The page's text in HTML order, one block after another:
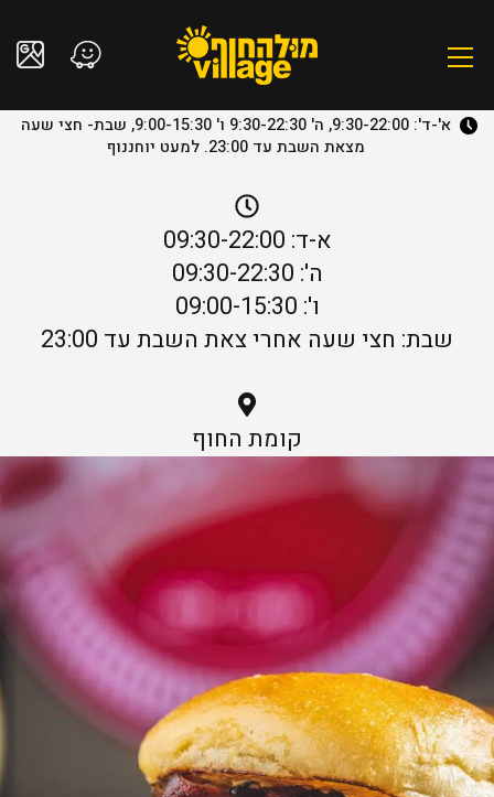
א'-ד': 9:30-22:00, ה' 9:30-22:30 ו' 9:00-15:30, שבת- חצי שעה
מצאת השבת עד 23:00. למעט יוחננוף
א-ד: 09:30-22:00
ה': 09:30-22:30
ו': 09:00-15:30
שבת: חצי שעה אחרי צאת השבת עד 23:00
קומת החוף